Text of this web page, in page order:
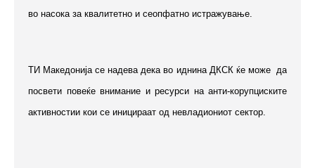
во насока за квалитетно и сеопфатно истражување.
ТИ Македонија се надева дека во иднина ДКСК ќе може да
посвети повеќе внимание и ресурси на анти-корупциските
активностии кои се иницираат од невладиониот сектор.